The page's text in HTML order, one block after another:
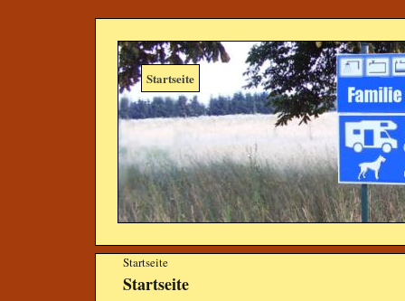
Startseite
Startseite
Startseite